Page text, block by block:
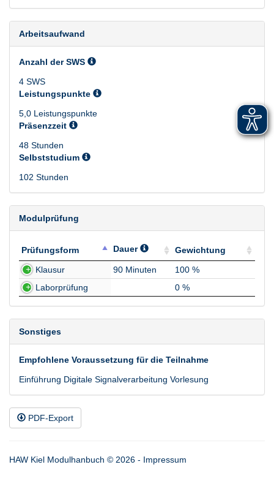
Arbeitsaufwand
Anzahl der SWS
4 SWS
Leistungspunkte
5,0 Leistungspunkte
Präsenzzeit
48 Stunden
Selbststudium
102 Stunden
Modulprüfung
Prüfungsform Dauer
Gewichtung
Prüfungsform
Dauer Gewichtung
Klausur 90 Minuten
100 %
Laborprüfung
0 %
Sonstiges
Empfohlene Voraussetzung für die Teilnahme
Einführung Digitale Signalverarbeitung Vorlesung
PDF-Export
HAW Kiel Modulhanbuch © 2026 - Impressum